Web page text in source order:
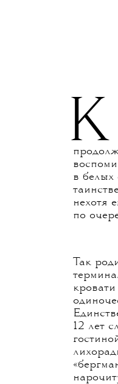
в белых
нехотя
по
К
Так
12 лет